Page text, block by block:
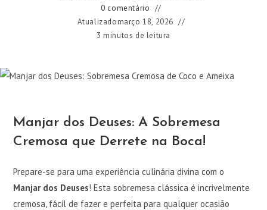
0 comentário
Atualizadomarço 18, 2026
3 minutos de leitura
Manjar dos Deuses: A Sobremesa
Cremosa que Derrete na Boca!
Prepare-se para uma experiência culinária divina com o
Manjar dos Deuses! Esta sobremesa clássica é incrivelmente
cremosa, fácil de fazer e perfeita para qualquer ocasião